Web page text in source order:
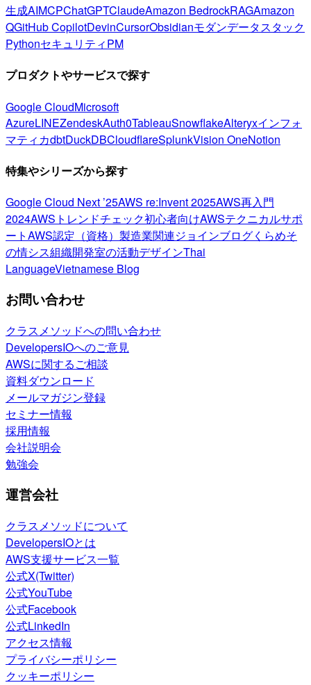
生成AIMCPChatGPTClaudeAmazon BedrockRAGAmazon
QGitHub CopilotDevinCursorObsidianモダンデータスタック
PythonセキュリティPM
プロダクトやサービスで探す
Google CloudMicrosoft
AzureLINEZendeskAuth0TableauSnowflakeAlteryxインフォ
マティカdbtDuckDBCloudflareSplunkVision OneNotion
特集やシリーズから探す
Google Cloud Next ’25AWS re:Invent 2025AWS再入門
2024AWSトレンドチェック初心者向けAWSテクニカルサポ
ートAWS認定（資格） 製造業関連ジョインブログくらめそ
の情シス組織開発室の活動デザインThai
LanguageVietnamese Blog
お問い合わせ
クラスメソッドへの問い合わせ
DevelopersIOへのご意見
AWSに関するご相談
資料ダウンロード
メールマガジン登録
セミナー情報
採用情報
会社説明会
勉強会
運営会社
クラスメソッドについて
DevelopersIOとは
AWS支援サービス一覧
公式X(Twitter)
公式YouTube
公式Facebook
公式LinkedIn
アクセス情報
プライバシーポリシー
クッキーポリシー